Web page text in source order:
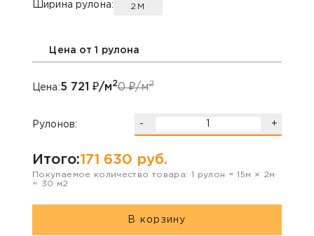
Ширина рулона: 2М
Цена от 1 рулона
Цена:5 721 ₽/м20₽/м2
Рулонов: - +
Итого:171 630 руб.
Покупаемое количество товара: 1 рулон =15м × 2м
=
30 м2
В корзину